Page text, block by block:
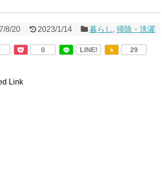
8/20 2023/1/14 暮らし, 掃除・洗濯
0 LINE! 29
Link